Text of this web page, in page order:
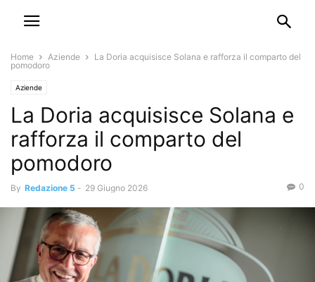
Home Aziende
La Doria acquisisce Solana e rafforza il comparto del
pomodoro
Aziende
La Doria acquisisce Solana e
rafforza il comparto del
pomodoro
By Redazione 5 - 29 Giugno 2026 0